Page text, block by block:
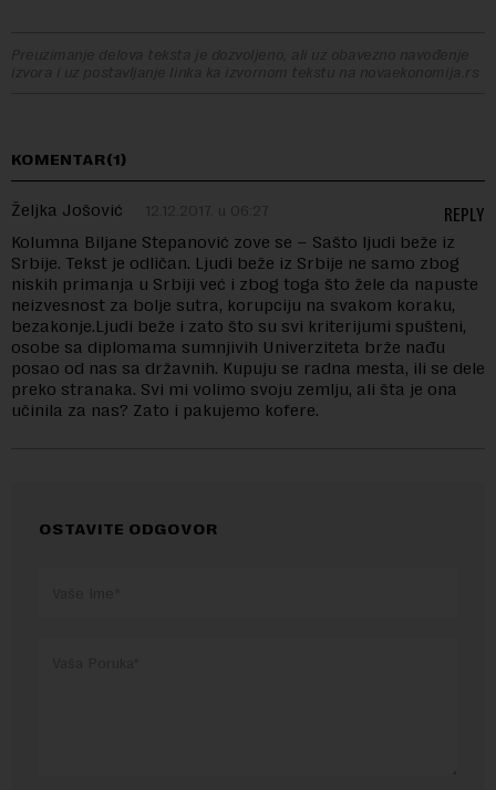
Preuzimanje delova teksta je dozvoljeno, ali uz obavezno navođenje
izvora i uz postavljanje linka ka izvornom tekstu na novaekonomija.rs
KOMENTAR(1)
Željka Jošović 12.12.2017. u 06:27
Kolumna Biljane Stepanović zove se – Sašto ljudi beže iz
Srbije. Tekst je odličan. Ljudi beže iz Srbije ne samo zbog
niskih primanja u Srbiji već i zbog toga što žele da napuste
neizvesnost za bolje sutra, korupciju na svakom koraku,
bezakonje.Ljudi beže i zato što su svi kriterijumi spušteni,
osobe sa diplomama sumnjivih Univerziteta brže nađu
posao od nas sa državnih. Kupuju se radna mesta, ili se dele
preko stranaka. Svi mi volimo svoju zemlju, ali šta je ona
učinila za nas? Zato i pakujemo kofere.
REPLY
OSTAVITE ODGOVOR